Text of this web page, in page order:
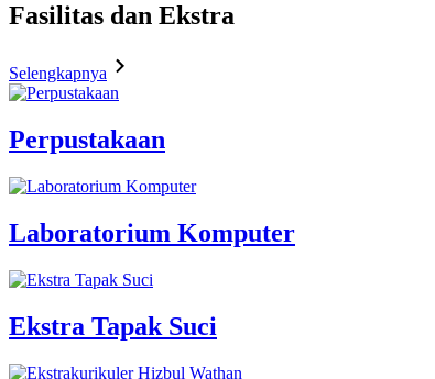
Fasilitas dan Ekstra
Selengkapnya
Perpustakaan
Laboratorium Komputer
Ekstra Tapak Suci